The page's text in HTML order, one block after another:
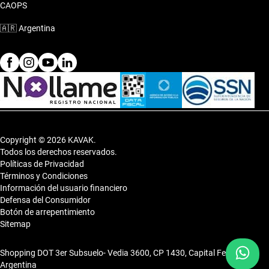
CAOPS
🇦🇷Argentina
Copyright © 2026 KAVAK.
Todos los derechos reservados.
Políticas de Privacidad
Términos y Condiciones
Información del usuario financiero
Defensa del Consumidor
Botón de arrepentimiento
Sitemap
Shopping DOT 3er Subsuelo- Vedia 3600, CP 1430, Capital Federal,
Argentina